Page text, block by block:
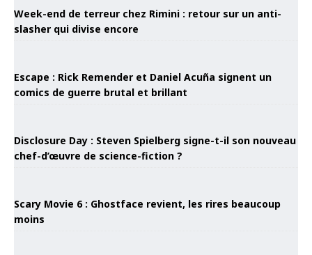
Week-end de terreur chez Rimini : retour sur un anti-
slasher qui divise encore
Escape : Rick Remender et Daniel Acuña signent un
comics de guerre brutal et brillant
Disclosure Day : Steven Spielberg signe-t-il son nouveau
chef-d’œuvre de science-fiction ?
Scary Movie 6 : Ghostface revient, les rires beaucoup
moins